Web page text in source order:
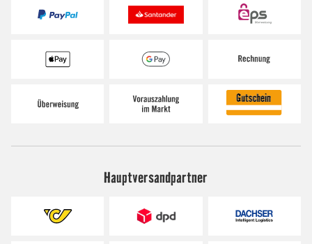
Hauptversandpartner